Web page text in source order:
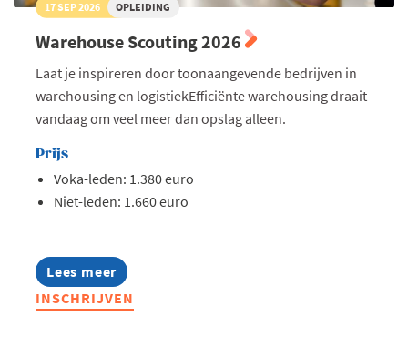
17 SEP 2026 OPLEIDING
Warehouse Scouting 2026
Laat je inspireren door toonaangevende bedrijven in
warehousing en logistiekEfficiënte warehousing draait
vandaag om veel meer dan opslag alleen.
Prijs
Voka-leden: 1.380 euro
Niet-leden: 1.660 euro
Lees meer
about
Warehouse
Scouting
INSCHRIJVEN